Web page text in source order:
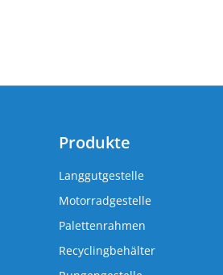
Produkte
Langgutgestelle
Motorradgestelle
Palettenrahmen
Recyclingbehälter